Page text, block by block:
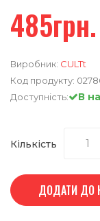
485грн.
Виробник: CULTt
Код продукту:
Доступність:
В
Кількість
ДОДАТИ ДО